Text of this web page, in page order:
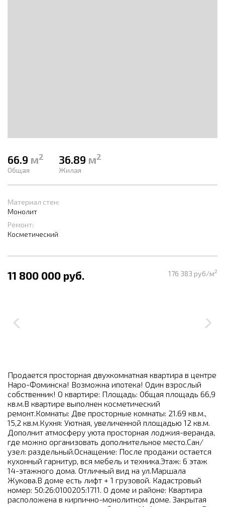
66.9 м2
Общая
36.89 м2
Жилая
Материал стен:
Монолит
Ремонт:
Косметический
11 800 000 руб. 176 383 руб/м2
Продается просторная двухкомнатная квартира в центре
Наро-Фоминска! Возможна ипотека! Один взрослый
собственник! О квартире: Площадь: Общая площадь 66,9
кв.м.В квартире выполнен косметический
ремонт.Комнаты: Две просторные комнаты: 21.69 кв.м.,
15,2 кв.м.Кухня: Уютная, увеличенной площадью 12 кв.м.
Дополнит атмосферу уюта просторная лоджия-веранда,
где можно организовать дополнительное место.Сан/
узел: раздельный.Оснащение: После продажи остается
кухонный гарнитур, вся мебель и техника.Этаж: 6 этаж
14-этажного дома. Отличный вид на ул.Маршала
Жукова.В доме есть лифт + 1 грузовой. Кадастровый
номер: 50:26:0100205:1711. О доме и районе: Квартира
расположена в кирпично-монолитном доме. Закрытая